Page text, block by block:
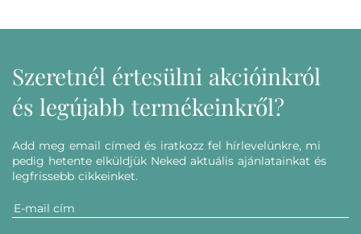
Szeretnél értesülni akcióinkról
és legújabb termékeinkről?
Add meg email címed és iratkozz fel hírlevelünkre, mi
pedig hetente elküldjük Neked aktuális ajánlatainkat és
legfrissebb cikkeinket.